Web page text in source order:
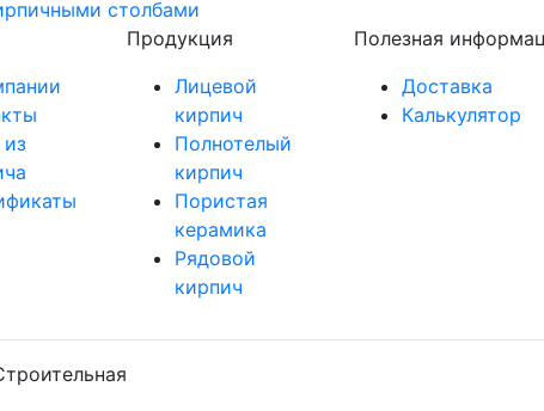
Продукция
Лицевой
кирпич
Полнотелый
кирпич
Пористая
керамика
Рядовой
кирпич
Полезная
Доставка
Калькулятор